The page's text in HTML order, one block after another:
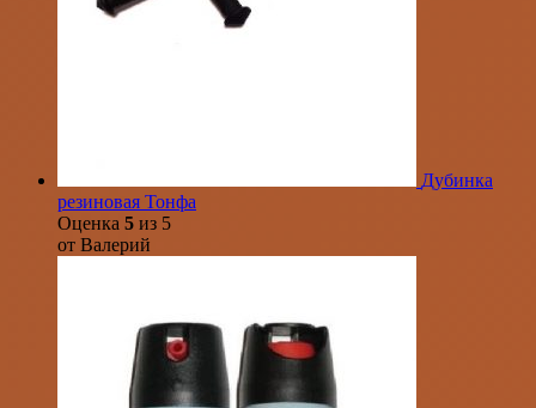
Дубинка
резиновая Тонфа
Оценка 5 из 5
от Валерий